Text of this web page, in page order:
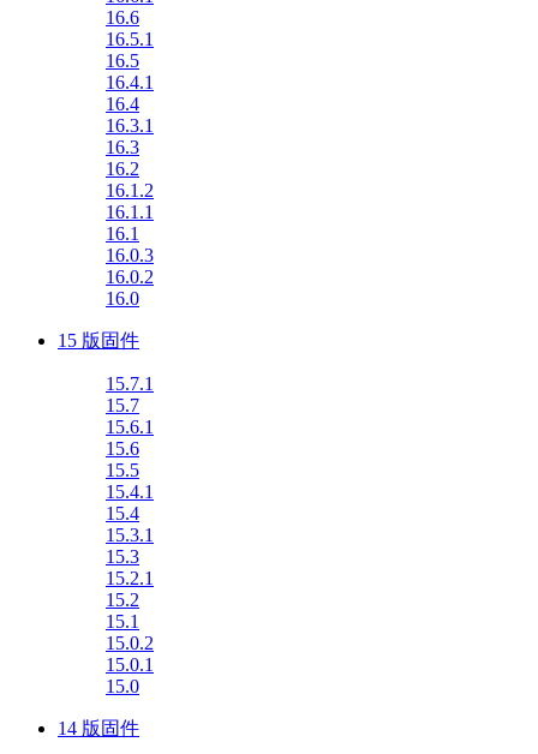
16.6
16.5.1
16.5
16.4.1
16.4
16.3.1
16.3
16.2
16.1.2
16.1.1
16.1
16.0.3
16.0.2
16.0
15 版固件
15.7.1
15.7
15.6.1
15.6
15.5
15.4.1
15.4
15.3.1
15.3
15.2.1
15.2
15.1
15.0.2
15.0.1
15.0
14 版固件